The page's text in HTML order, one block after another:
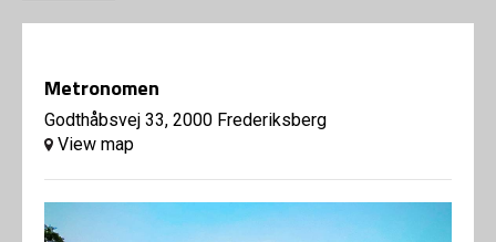
Metronomen
Godthåbsvej 33, 2000 Frederiksberg
View map